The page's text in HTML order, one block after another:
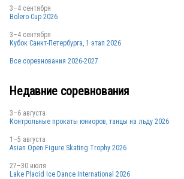
3–4 сентября
Bolero Cup 2026
3–4 сентября
Кубок Санкт-Петербурга, 1 этап 2026
Все соревнования 2026-2027
Недавние соревнования
3–6 августа
Контрольные прокаты юниоров, танцы на льду 2026
1–5 августа
Asian Open Figure Skating Trophy 2026
27–30 июля
Lake Placid Ice Dance International 2026